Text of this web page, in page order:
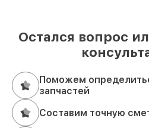
Остался вопрос
Поможем
запчастей
Составим точную